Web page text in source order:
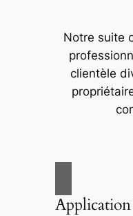
Notre suite
clientèle